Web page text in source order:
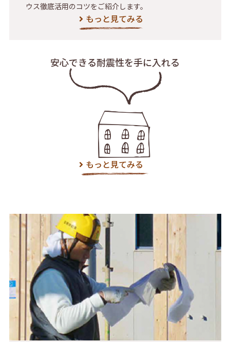
ウス徹底活用のコツをご紹介します。
もっと見てみる
安心できる耐震性を手に入れる
もっと見てみる